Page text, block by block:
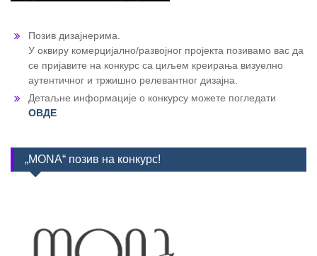
Позив дизајнерима.
У оквиру комерцијално/развојног пројекта позивамо вас да
се пријавите на конкурс са циљем креирања визуелно
аутентичног и тржишно релевантног дизајна.
Детаљне информације о конкурсу можете погледати
ОВДЕ
„MONA“ позив на конкурс!